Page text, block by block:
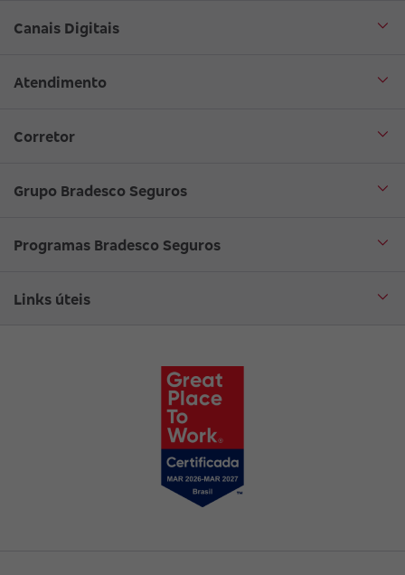
Canais Digitais
Aplicativo Bradesco Seguros
Clube de Vantagens
Atendimento
Central de Atendimento
Canal de Denúncias
Corretor
Seja um corretor
Grupo Bradesco Seguros
Conheça o Grupo Bradesco Seguros
Códigos de Conduta Ética
Programas Bradesco Seguros
Circuito Cultural
Links úteis